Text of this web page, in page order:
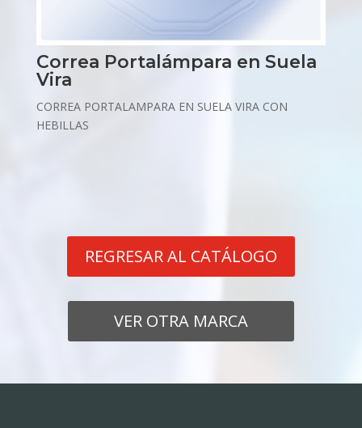
Correa Portalámpara en Suela
Vira
CORREA PORTALAMPARA EN SUELA VIRA CON
HEBILLAS
REGRESAR AL CATÁLOGO
VER OTRA MARCA